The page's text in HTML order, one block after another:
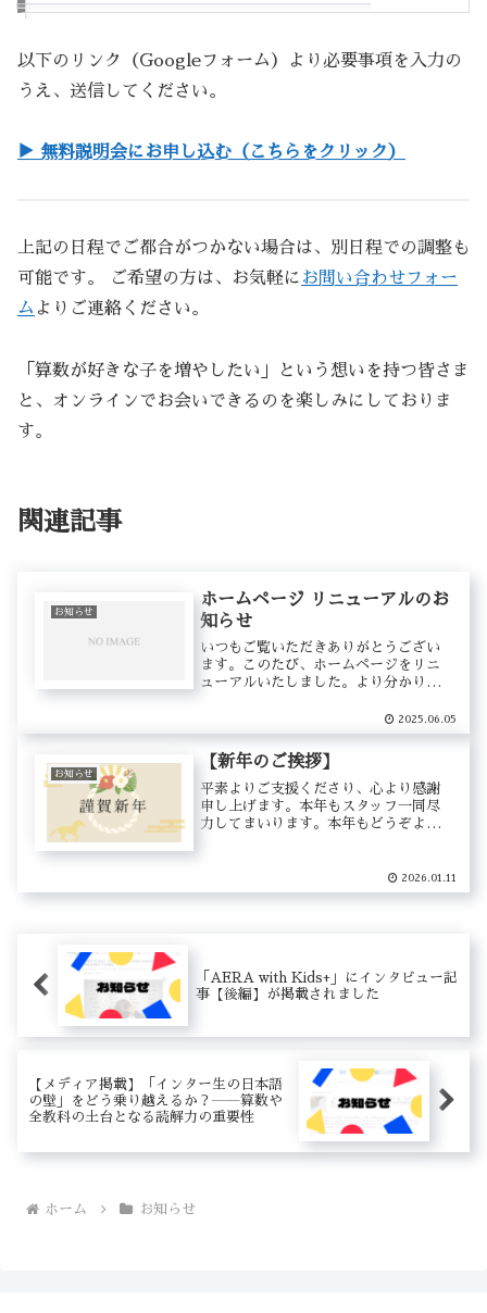
以下のリンク（Googleフォーム）より必要事項を入力の
うえ、送信してください。
▶︎ 無料説明会にお申し込む（こちらをクリック）
上記の日程でご都合がつかない場合は、別日程での調整も
可能です。 ご希望の方は、お気軽に お問い合わせフォー
ム よりご連絡ください。
「算数が好きな子を増やしたい」という想いを持つ皆さま
と、オンラインでお会いできるのを楽しみにしておりま
す。
関連記事
お知らせ
ホームページ リニューアルのお
知らせ
いつもご覧いただきありがとうござい
ます。このたび、ホームページをリニ
ューアルいたしました。より分かりや
きるよう、デザインや内容を見直して
おります。また、合わせてお知らせい
たします。当スクールは、2025年1...
2025.06.05
お知らせ
【新年のご挨拶】
平素よりご支援くださり、心より感謝
申し上げます。本年もスタッフ一同尽
力してまいります。本年もどうぞよろ
2026.01.11
「AERA with Kids+」にインタビュー記
事【後編】が掲載されました
【メディア掲載】「インター生の日本語
の壁」をどう乗り越えるか？――算数や
全教科の土台となる読解力の重要性
ホーム お知らせ